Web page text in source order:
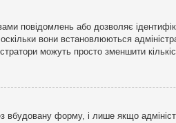
повідомлень або дозволяє
вони встановлюються
можуть просто зменшити
вбудовану форму, і лише якщо